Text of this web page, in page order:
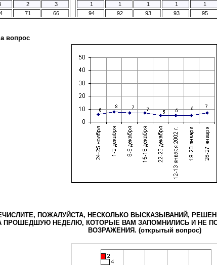
2 3 1 1 1 1 1
71 66 94 92 93 93 95
вопрос
ПОЖАЛУЙСТА, НЕСКОЛЬКО ВЫСКАЗЫВАНИЙ,
ПРОШЕДШУЮ НЕДЕЛЮ, КОТОРЫЕ ВАМ ЗАПОМНИЛИСЬ И НЕ
ВОЗРАЖЕНИЯ. (открытый вопрос)